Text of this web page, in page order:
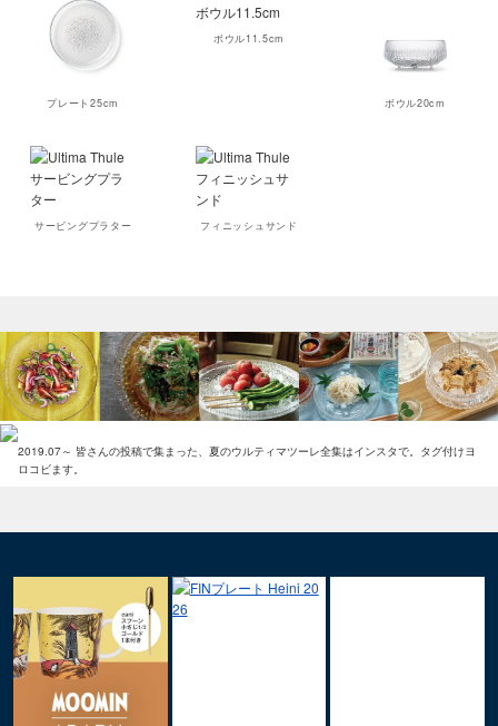
プレート25cm
ボウル11.5cm
ボウル20cm
サービングプラター フィニッシュサンド
2019.07～ 皆さんの投稿で集まった、夏のウルティマツーレ全集はインスタで。タグ付けヨ
ロコビます。